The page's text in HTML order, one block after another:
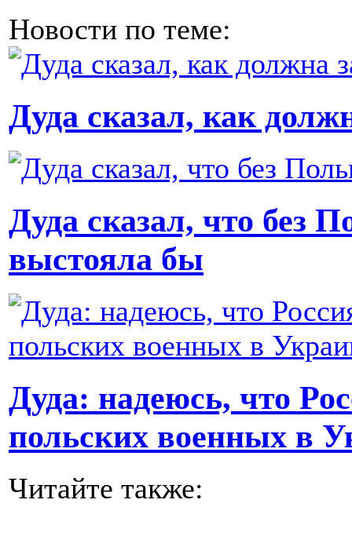
Новости по теме:
Дуда сказал, как
Дуда сказал, что без
выстояла бы
Дуда: надеюсь, что
польских военных в
Читайте также: